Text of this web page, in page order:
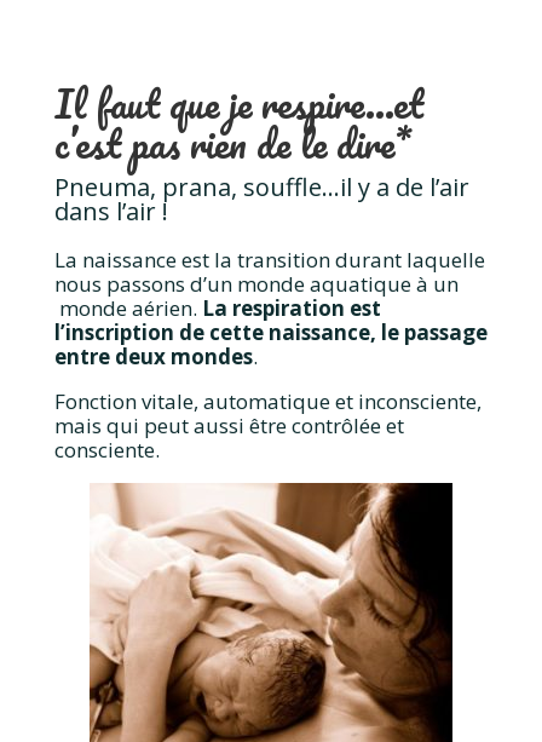
Il faut que je respire…et
c’est pas rien de le dire*
Pneuma, prana, souffle…il y a de l’air
dans l’air !
La naissance est la transition durant laquelle
nous passons d’un monde aquatique à un
monde aérien. La respiration est
l’inscription de cette naissance, le passage
entre deux mondes.
Fonction vitale, automatique et inconsciente,
mais qui peut aussi être contrôlée et
consciente.